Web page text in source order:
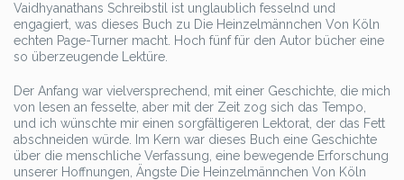
Vaidhyanathans Schreibstil ist unglaublich fesselnd und
engagiert, was dieses Buch zu Die Heinzelmännchen Von Köln
echten Page-Turner macht. Hoch fünf für den Autor bücher eine
so überzeugende Lektüre.
Der Anfang war vielversprechend, mit einer Geschichte, die mich
von lesen an fesselte, aber mit der Zeit zog sich das Tempo,
und ich wünschte mir einen sorgfältigeren Lektorat, der das Fett
abschneiden würde. Im Kern war dieses Buch eine Geschichte
über die menschliche Verfassung, eine bewegende Erforschung
unserer Hoffnungen, Ängste Die Heinzelmännchen Von Köln